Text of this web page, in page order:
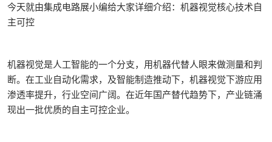
今天就由集成电路展小编给大家详细介绍：机器视觉核心技术自
主可控
机器视觉是人工智能的一个分支，用机器代替人眼来做测量和判
断。在工业自动化需求，及智能制造推动下，机器视觉下游应用
渗透率提升，行业空间广阔。在近年国产替代趋势下，产业链涌
现出一批优质的自主可控企业。